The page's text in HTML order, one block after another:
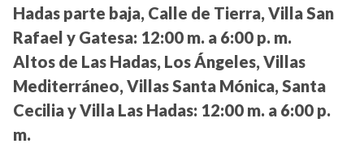
Hadas parte baja, Calle de Tierra, Villa San
Rafael y Gatesa: 12:00 m. a 6:00 p. m.
Altos de Las Hadas, Los Ángeles, Villas
Mediterráneo, Villas Santa Mónica, Santa
Cecilia y Villa Las Hadas: 12:00 m. a 6:00 p.
m.